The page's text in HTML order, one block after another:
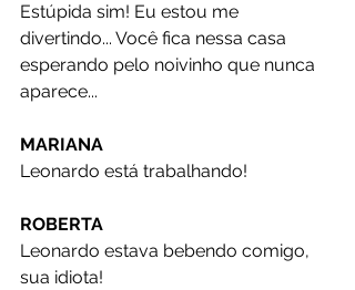
Estúpida sim! Eu estou me
divertindo... Você fica nessa casa
esperando pelo noivinho que nunca
aparece...
MARIANA
Leonardo está trabalhando!
ROBERTA
Leonardo estava bebendo comigo,
sua idiota!